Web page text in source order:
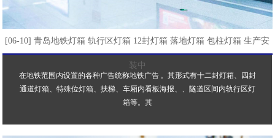
[06-10] 青岛地铁灯箱 轨行区灯箱 12封灯箱 落地灯箱 包柱灯箱 生产安
装中
在地铁范围内设置的各种广告统称地铁广告 。其形式有十二封灯箱、四封
通道灯箱、特殊位灯箱、扶梯、车厢内看板海报、、隧道区间内轨行区灯
箱等。其